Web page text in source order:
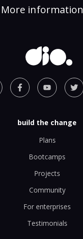
More information
build the change
Plans
Bootcamps
Projects
Community
For enterprises
Testimonials